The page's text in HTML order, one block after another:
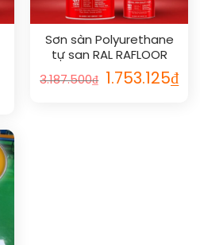
Sơn sàn Polyurethane
tự san RAL RAFLOOR
SHIELD SL 1012
3.187.500₫ 1.753.125₫